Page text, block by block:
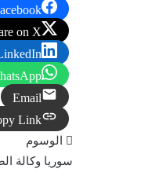
on X
Email
Link
الوسوم
سوريا وكالة